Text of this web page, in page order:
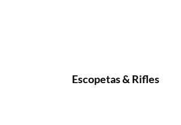
Escopetas & Rifles